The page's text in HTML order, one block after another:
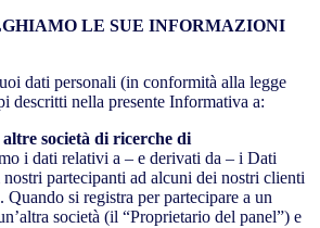
LE SUE INFORMAZIONI
dati personali (in conformità alla legge
descritti nella presente Informativa a:
società di ricerche di
i dati relativi a – e derivati da – i Dati
nostri partecipanti ad alcuni dei nostri clienti
Quando si registra per partecipare a un
società (il “Proprietario del panel”) e